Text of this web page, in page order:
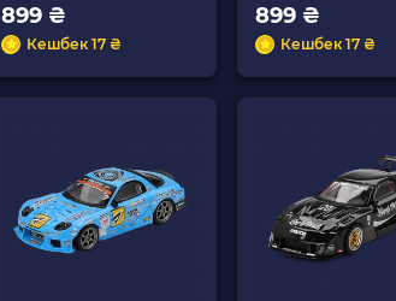
899 ₴
Кешбек 17 ₴
899 ₴
Кешбек 17 ₴